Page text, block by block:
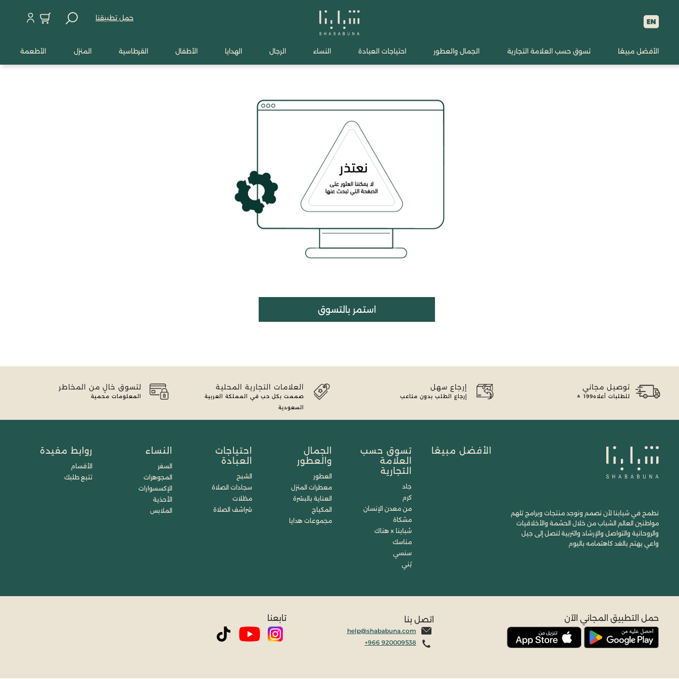
حمل تطبيقنا
الأفضل مبيعًا تسوق حسب العلامة التجارية الجمال والعطور احتياجات العبادة النساء الرجال الهدايا الأطفال القرطاسية المنزل الأطعمة
استمر بالتسوق
توصيل مجاني
للطلبات أعلاه199
إرجاع سهل
إرجاع الطلب بدون متاعب
العلامات التجارية المحلية
صممت بكل حب في المملكة العربية
السعودية
لتسوق خالٍ من المخاطر
المعلومات محمية
نطمح في شبابنا لأن نصمم ونوجد منتجات وبرامج تلهم
مواطنين العالم الشباب من خلال الحشمة والأخلاقيات
والروحانية والتواصل والإرشاد والتربية لنصل إلى جيل
واعي يهتم بالغد كاهتمامه باليوم
الأفضل مبيعًا
تسوق حسب
العلامة
التجارية
جاد
كرم
من معدن الإنسان
مشكاة
شبابنا x هناك
مناسك
سنسي
بُني
الجمال
والعطور
العطور
معطرات المنزل
العناية بالبشرة
المكياج
مجموعات هدايا
احتياجات
العبادة
السُبح
سجادات الصلاة
مظلات
شراشف الصلاة
النساء
السفر
المجوهرات
الإكسسوارات
الأحذية
الملابس
روابط مفيدة
الأقسام
تتبع طلبك
حمل التطبيق المجاني الآن اتصل بنا
help@shababuna.com
+966 920009538
تابعنا